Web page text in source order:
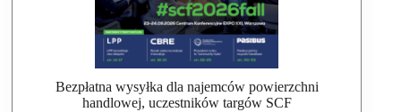
Bezpłatna wysyłka dla najemców powierzchni
handlowej, uczestników targów SCF